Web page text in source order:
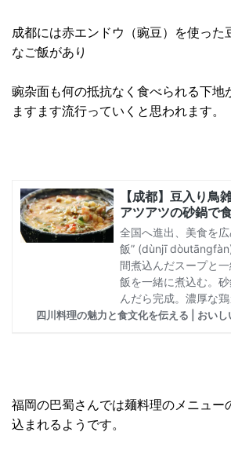
成都には赤エンドウ（豌豆）を使った
なご飯があり
豌杂面も何の抵抗なく食べられる下地
ますます流行っていくと思われます。
福岡の巴蜀さんでは麺料理のメニュー
込まれるようです。